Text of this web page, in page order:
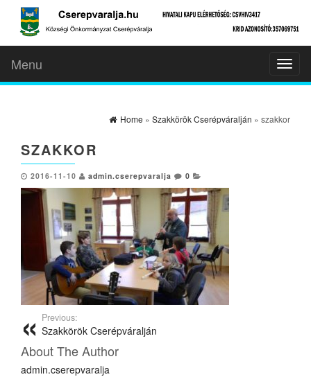
Menu
Home » Szakkörök Cserépváralján » szakkor
SZAKKOR
2016-11-10 admin.cserepvaralja 0
Previous:
Szakkörök Cserépváralján
About The Author
admin.cserepvaralja